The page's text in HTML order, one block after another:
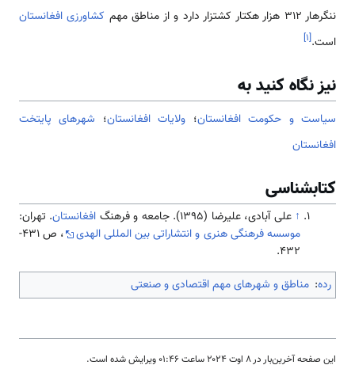
ننگرهار ۳۱۲ هزار هکتار کشتزار دارد و از مناطق مهم
کشاورزی افغانستان
است.[۱]
نیز نگاه کنید به
سیاست و حکومت افغانستان؛ ولایات افغانستان؛ شهرهای پایتخت
افغانستان
کتابشناسی
↑ علی آبادی، علیرضا (1395). جامعه و فرهنگ افغانستان. تهران:
موسسه فرهنگی هنری و انتشاراتی بین المللی الهدی
، ص 431-
432.
رده: مناطق و شهرهای مهم اقتصادی و صنعتی
این صفحه آخرین‌بار در ‏۸ اوت ۲۰۲۴ ساعت ‏۰۱:۴۶ ویرایش شده است.